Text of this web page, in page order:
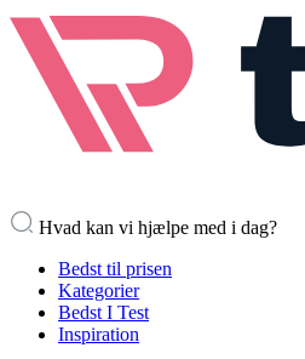
Hvad kan vi hjælpe med i dag?
Bedst til prisen
Kategorier
Bedst I Test
Inspiration